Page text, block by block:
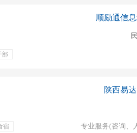
部
顺励通信息
宿
陕西易
专业服务(咨询、